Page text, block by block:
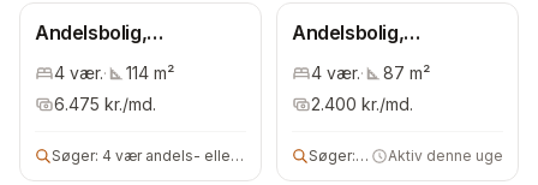
Andelsbolig,
Frederiksberg
4 vær.· 114 m²
6.475 kr./md.
Søger: 4 vær andels- eller ejerbolig
Andelsbolig,
Frederiksberg
4 vær.· 87 m²
2.400 kr./md.
Søger:4 vær andelsbolig
Aktiv denne uge